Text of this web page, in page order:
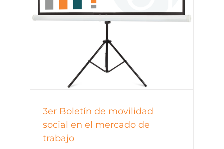
3er Boletín de movilidad
social en el mercado de
trabajo